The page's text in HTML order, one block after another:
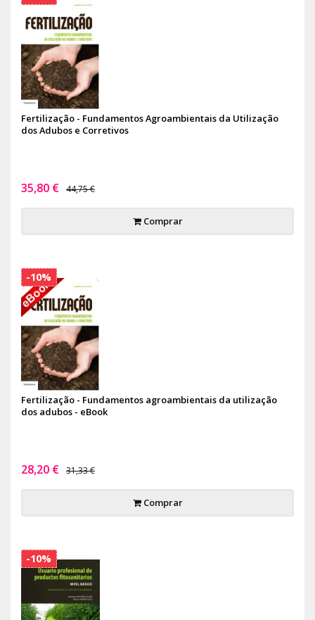
Fertilização - Fundamentos Agroambientais da Utilização
dos Adubos e Corretivos
35,80 € 44,75 €
Comprar
Fertilização - Fundamentos agroambientais da utilização
dos adubos - eBook
28,20 € 31,33 €
Comprar
-10%
-10%